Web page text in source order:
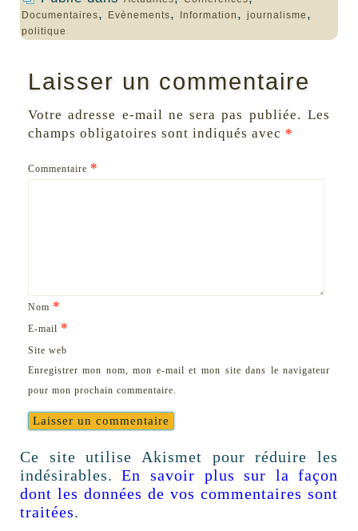
Documentaires, Evènements, Information , journalisme ,
politique
Laisser un commentaire
Votre adresse e-mail ne sera pas publiée. Les
champs obligatoires sont indiqués avec *
Commentaire *
Nom *
E-mail *
Site web
Enregistrer mon nom, mon e-mail et mon site dans le navigateur
pour mon prochain commentaire.
Ce site utilise Akismet pour réduire les
indésirables.En savoir plus sur la façon
dont les données de vos commentaires sont
traitées.